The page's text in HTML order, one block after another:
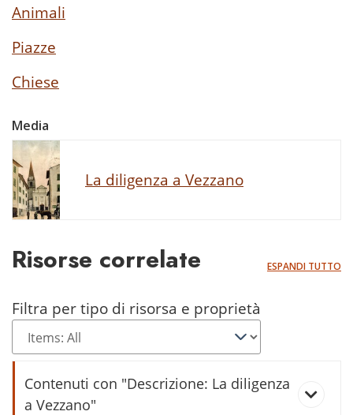
Animali
Piazze
Chiese
Media
La diligenza a Vezzano
Risorse correlate ESPANDI TUTTO
Filtra per tipo di risorsa e proprietà
Contenuti con "Descrizione: La diligenza
a Vezzano"